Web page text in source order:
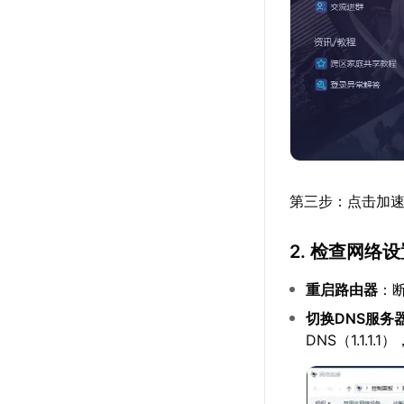
第三步：点击加
2. 检查网络
重启路由器 ：
切换DNS服务
DNS（1.1.1.1